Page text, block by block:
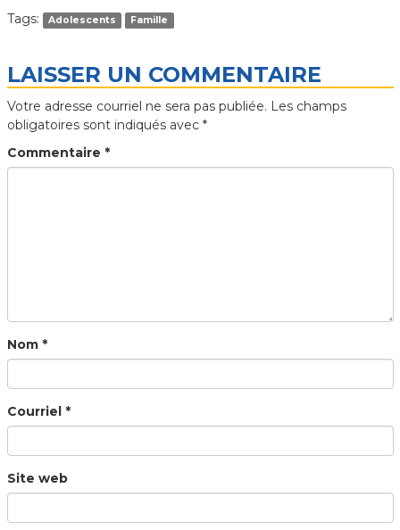
Tags: Adolescents Famille
LAISSER UN COMMENTAIRE
Votre adresse courriel ne sera pas publiée. Les champs
obligatoires sont indiqués avec *
Commentaire *
Nom *
Courriel *
Site web